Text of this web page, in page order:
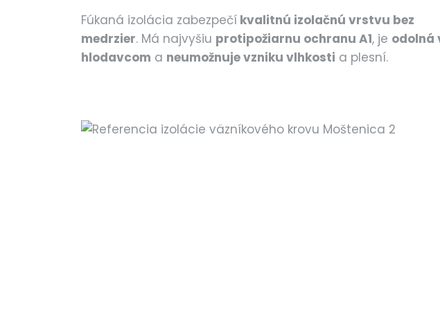
Fúkaná izolácia zabezpečí kvalitnú izolačnú vrstvu bez
medrzier. Má najvyšiu protipožiarnu ochranu A1, je odolná
hlodavcom a neumožnuje vzniku vlhkosti a plesní.